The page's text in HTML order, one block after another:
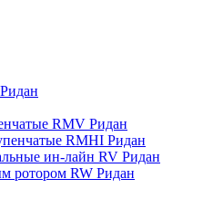
RMV Ридан
RMHI Ридан
ин-лайн RV Ридан
ротором RW Ридан